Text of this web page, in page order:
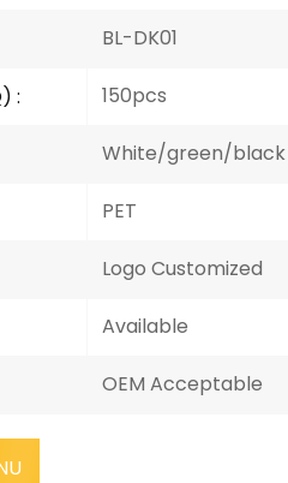
BL-DK01
: 150pcs
White/green/black
PET
Logo Customized
Available
OEM Acceptable